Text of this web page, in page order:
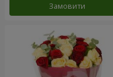
Замовити